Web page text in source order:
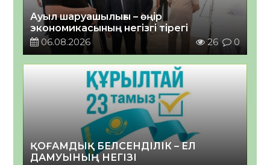
Ауыл шаруашылығы – өңір
экономикасының негізгі тірегі
06.08.2026
26 0
ҚОҒАМДЫҚ БЕЛСЕНДІЛІК – ЕЛ
ДАМУЫНЫҢ НЕГІЗІ